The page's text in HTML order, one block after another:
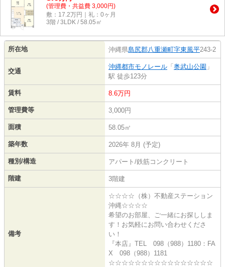
(管理費・共益費 3,000円)
敷：17.2万円｜礼：0ヶ月
3階 / 3LDK / 58.05㎡
所在地 沖縄県島尻郡八重瀬町字東風平243-2
交通
沖縄都市モノレール 「 奥武山公園 」
駅 徒歩123分
賃料 8.6万円
管理費等 3,000円
面積 58.05㎡
築年数 2026年 8月 (予定)
種別/構造 アパート/鉄筋コンクリート
階建 3階建
備考
☆☆☆☆（株）不動産ステーション
沖縄☆☆☆☆
希望のお部屋、ご一緒にお探ししま
す！お気軽にお問い合わせくださ
い！
『本店』TEL 098（988）1180：FA
X 098（988）1181
☆☆☆☆☆☆☆☆☆☆☆☆☆☆☆☆